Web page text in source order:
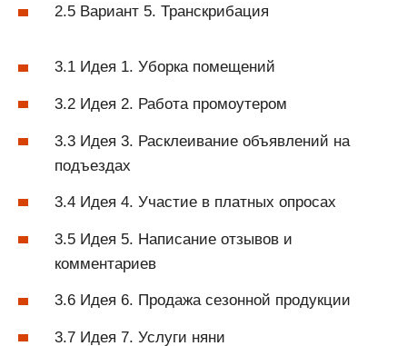
2.5 Вариант 5. Транскрибация
3.1 Идея 1. Уборка помещений
3.2 Идея 2. Работа промоутером
3.3 Идея 3. Расклеивание объявлений на
подъездах
3.4 Идея 4. Участие в платных опросах
3.5 Идея 5. Написание отзывов и
комментариев
3.6 Идея 6. Продажа сезонной продукции
3.7 Идея 7. Услуги няни